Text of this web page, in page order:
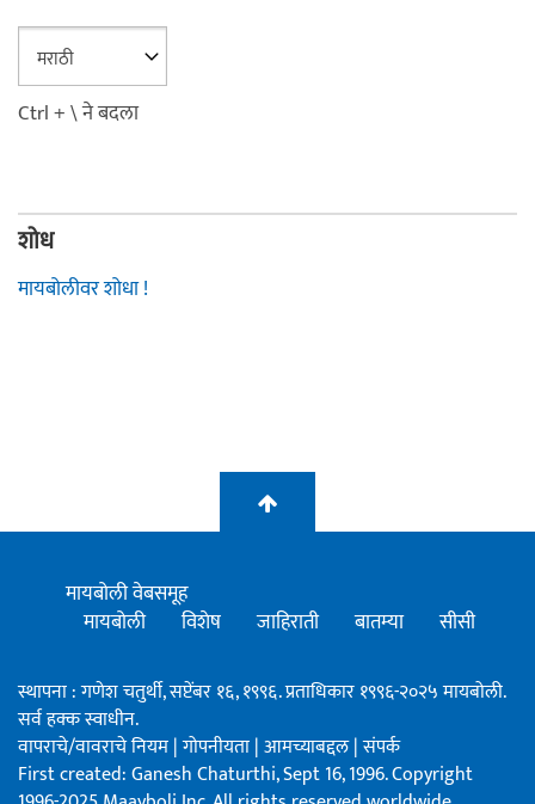
Ctrl + \ ने बदला
शोध
मायबोलीवर शोधा !
मायबोली वेबसमूह
मायबोली
विशेष जाहिराती बातम्या सीसी
स्थापना : गणेश चतुर्थी, सप्टेंबर १६, १९९६. प्रताधिकार १९९६-२०२५ मायबोली.
सर्व हक्क स्वाधीन.
वापराचे/वावराचे नियम|गोपनीयता|आमच्याबद्दल|संपर्क
First created: Ganesh Chaturthi, Sept 16, 1996. Copyright